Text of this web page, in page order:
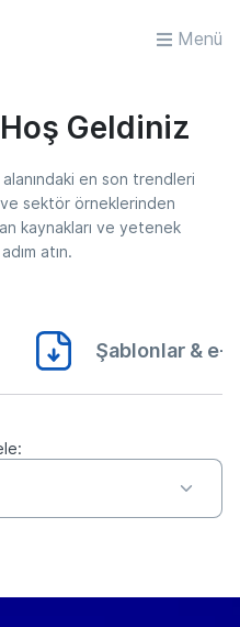
Menü
Geldiniz
en son trendleri
ve sektör örneklerinden
kaynakları ve yetenek
atın.
Şablonlar & e-